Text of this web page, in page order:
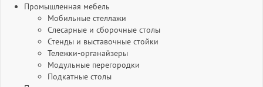
Промышленная мебель
Мобильные стеллажи
Слесарные и сборочные столы
Стенды и выставочные стойки
Тележки-органайзеры
Модульные перегородки
Подкатные столы